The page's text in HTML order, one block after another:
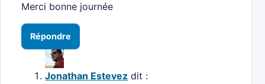
Merci bonne journée
Répondre
Jonathan Estevez dit :